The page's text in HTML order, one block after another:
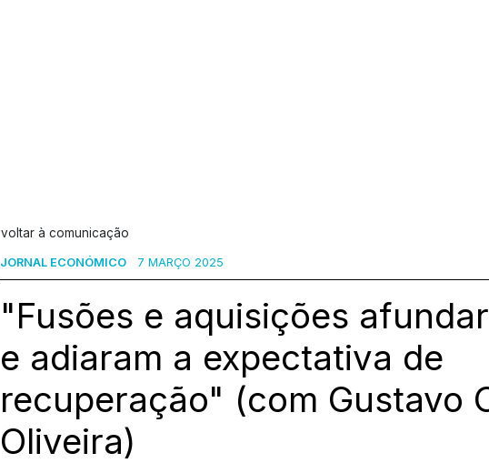
voltar à comunicação
JORNAL ECONÓMICO 7 MARÇO 2025
"Fusões e aquisições
e adiaram a expectativa de
recuperação" (com Gustavo
Oliveira)